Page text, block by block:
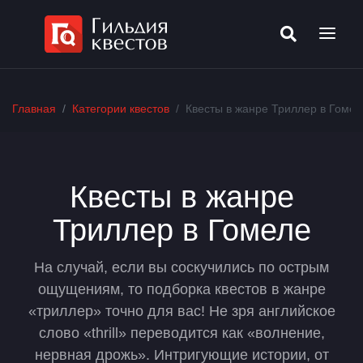
Главная Категории квестов Квесты в жанре Триллер в
Квесты в жанре
Триллер в Гомеле
На случай, если вы соскучились по острым
ощущениям, то подборка квестов в жанре
«триллер» точно для вас! Не зря английское
слово «thrill» переводится как «волнение,
нервная дрожь». Интригующие истории, от